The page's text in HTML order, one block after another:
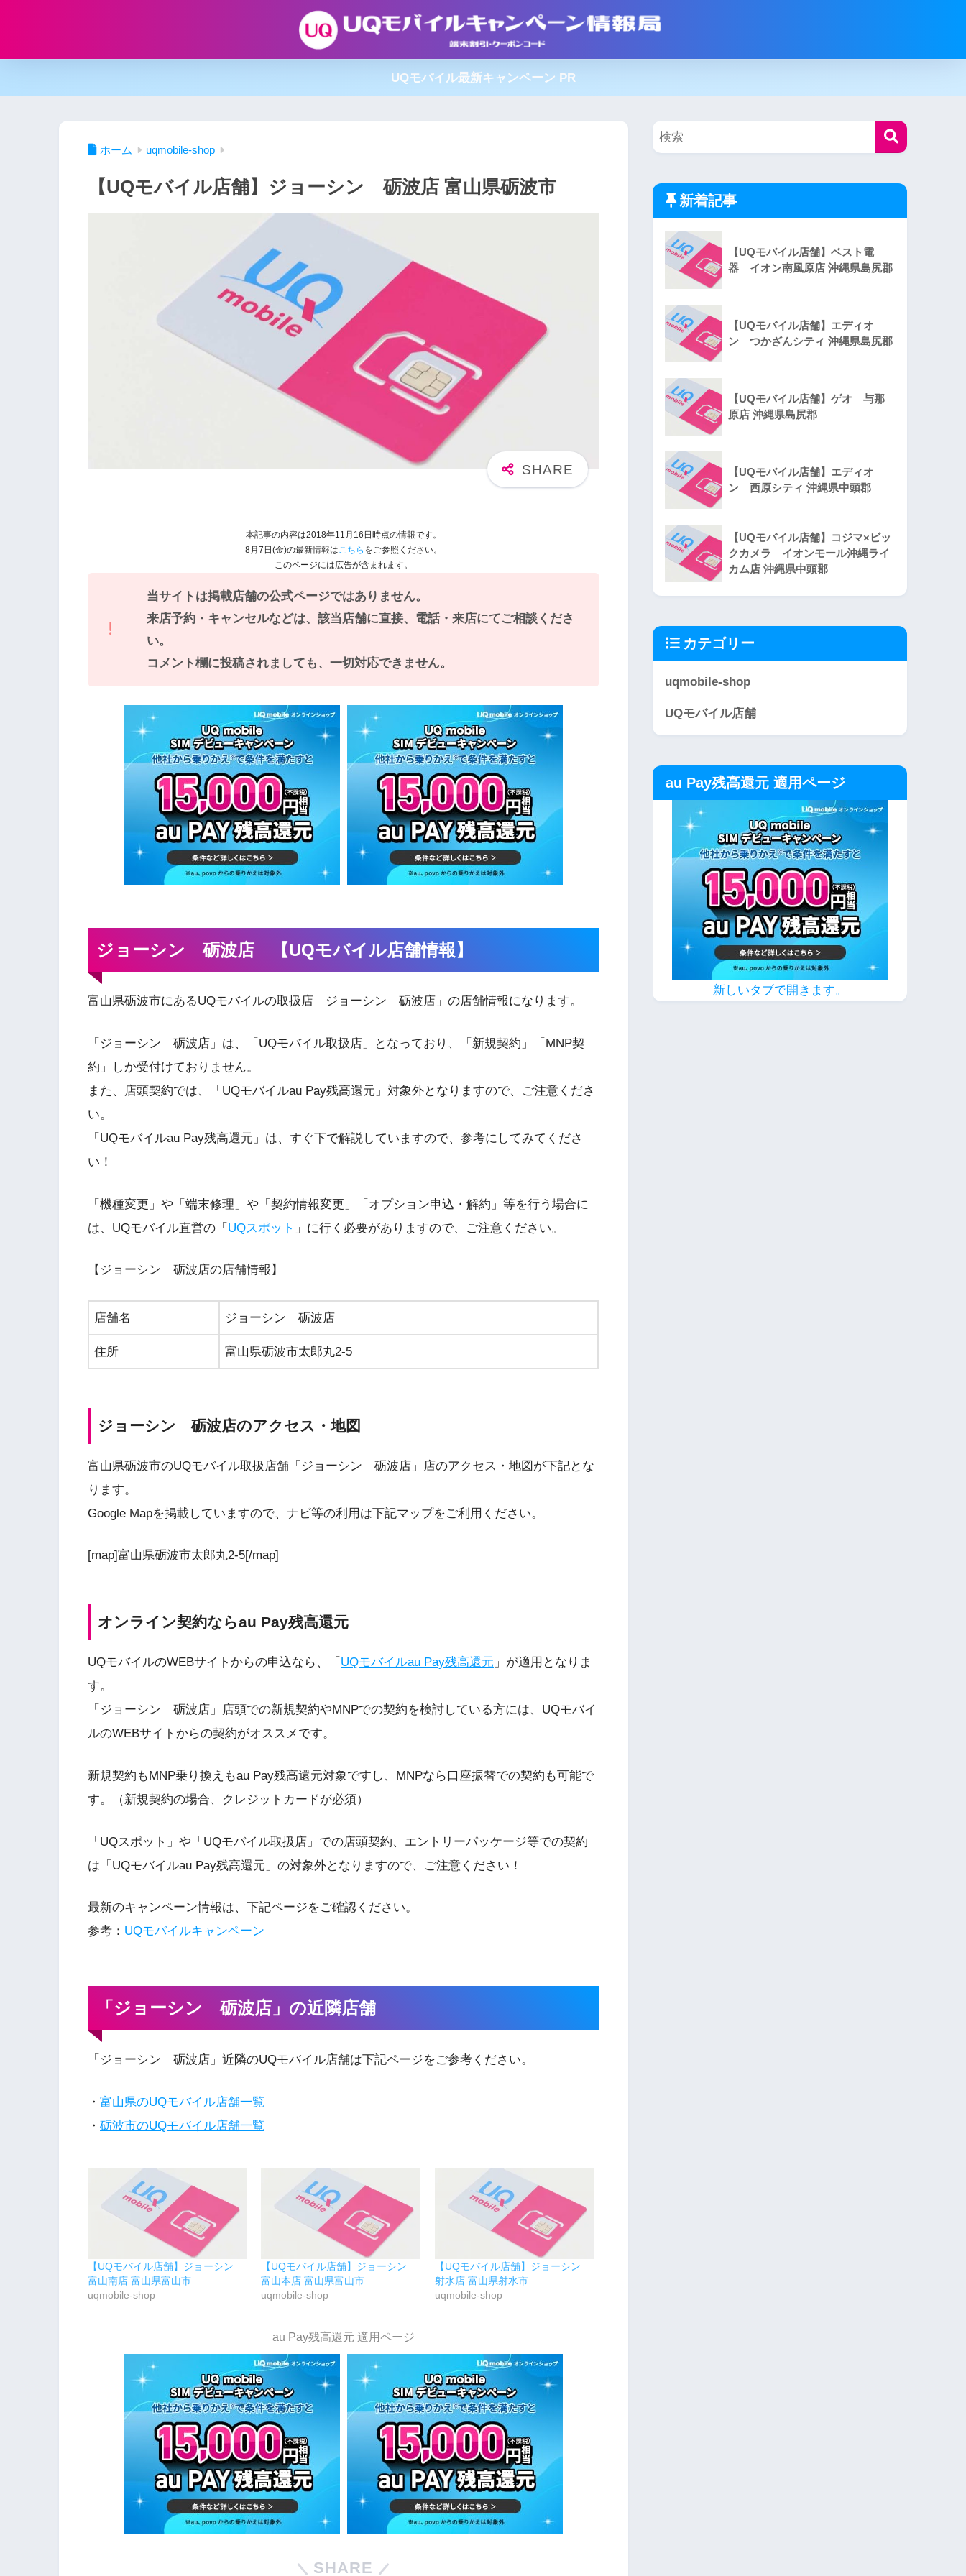
UQモバイル最新キャンペーン PR
ホーム uqmobile-shop
【UQモバイル店舗】ジョーシン 砺波店 富山県砺波市
本記事の内容は2018年11月16日時点の情報です。
8月7日(金)の最新情報は こちら をご参照ください。
このページには広告が含まれます。
当サイトは掲載店舗の公式ページではありません。
来店予約・キャンセルなどは、該当店舗に直接、電話・来店にてご相談くださ
い。
コメント欄に投稿されましても、一切対応できません。
ジョーシン 砺波店 【UQモバイル店舗情報】
富山県砺波市にあるUQモバイルの取扱店「ジョーシン 砺波店」の店舗情報になります。
「ジョーシン 砺波店」は、「UQモバイル取扱店」となっており、「新規契約」「MNP契
約」しか受付けておりません。
また、店頭契約では、「UQモバイルau Pay残高還元」対象外となりますので、ご注意くださ
い。
「UQモバイルau Pay残高還元」は、すぐ下で解説していますので、参考にしてみてくださ
い！
「機種変更」や「端末修理」や「契約情報変更」「オプション申込・解約」等を行う場合に
は、UQモバイル直営の「 UQスポット 」に行く必要がありますので、ご注意ください。
【ジョーシン 砺波店の店舗情報】
店舗名 ジョーシン 砺波店
住所 富山県砺波市太郎丸2-5
ジョーシン 砺波店のアクセス・地図
富山県砺波市のUQモバイル取扱店舗「ジョーシン 砺波店」店のアクセス・地図が下記とな
ります。
Google Mapを掲載していますので、ナビ等の利用は下記マップをご利用ください。
[map]富山県砺波市太郎丸2-5[/map]
オンライン契約ならau Pay残高還元
UQモバイルのWEBサイトからの申込なら、「 UQモバイルau Pay残高還元 」が適用となりま
す。
「ジョーシン 砺波店」店頭での新規契約やMNPでの契約を検討している方には、UQモバイ
ルのWEBサイトからの契約がオススメです。
新規契約もMNP乗り換えもau Pay残高還元対象ですし、MNPなら口座振替での契約も可能で
す。（新規契約の場合、クレジットカードが必須）
「UQスポット」や「UQモバイル取扱店」での店頭契約、エントリーパッケージ等での契約
は「UQモバイルau Pay残高還元」の対象外となりますので、ご注意ください！
最新のキャンペーン情報は、下記ページをご確認ください。
参考： UQモバイルキャンペーン
「ジョーシン 砺波店」の近隣店舗
「ジョーシン 砺波店」近隣のUQモバイル店舗は下記ページをご参考ください。
・ 富山県のUQモバイル店舗一覧
・ 砺波市のUQモバイル店舗一覧
【UQモバイル店舗】ジョーシン
富山南店 富山県富山市
uqmobile-shop
【UQモバイル店舗】ジョーシン
富山本店 富山県富山市
uqmobile-shop
【UQモバイル店舗】ジョーシン
射水店 富山県射水市
uqmobile-shop
au Pay残高還元 適用ページ
SHARE
新着記事
【UQモバイル店舗】ベスト電
器 イオン南風原店 沖縄県島尻郡
【UQモバイル店舗】エディオ
ン つかざんシティ 沖縄県島尻郡
【UQモバイル店舗】ゲオ 与那
原店 沖縄県島尻郡
【UQモバイル店舗】エディオ
ン 西原シティ 沖縄県中頭郡
【UQモバイル店舗】コジマ×ビッ
クカメラ イオンモール沖縄ライ
カム店 沖縄県中頭郡
カテゴリー
uqmobile-shop
UQモバイル店舗
au Pay残高還元 適用ページ
新しいタブで開きます。